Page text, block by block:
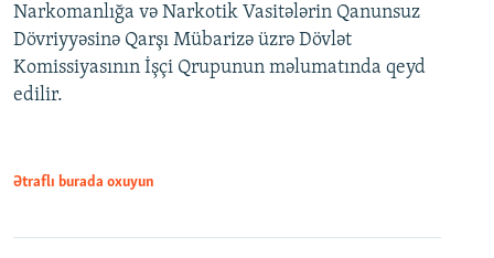
Narkomanlığa və Narkotik Vasitələrin Qanunsuz
Dövriyyəsinə Qarşı Mübarizə üzrə Dövlət
Komissiyasının İşçi Qrupunun məlumatında qeyd
edilir.
Ətraflı burada oxuyun